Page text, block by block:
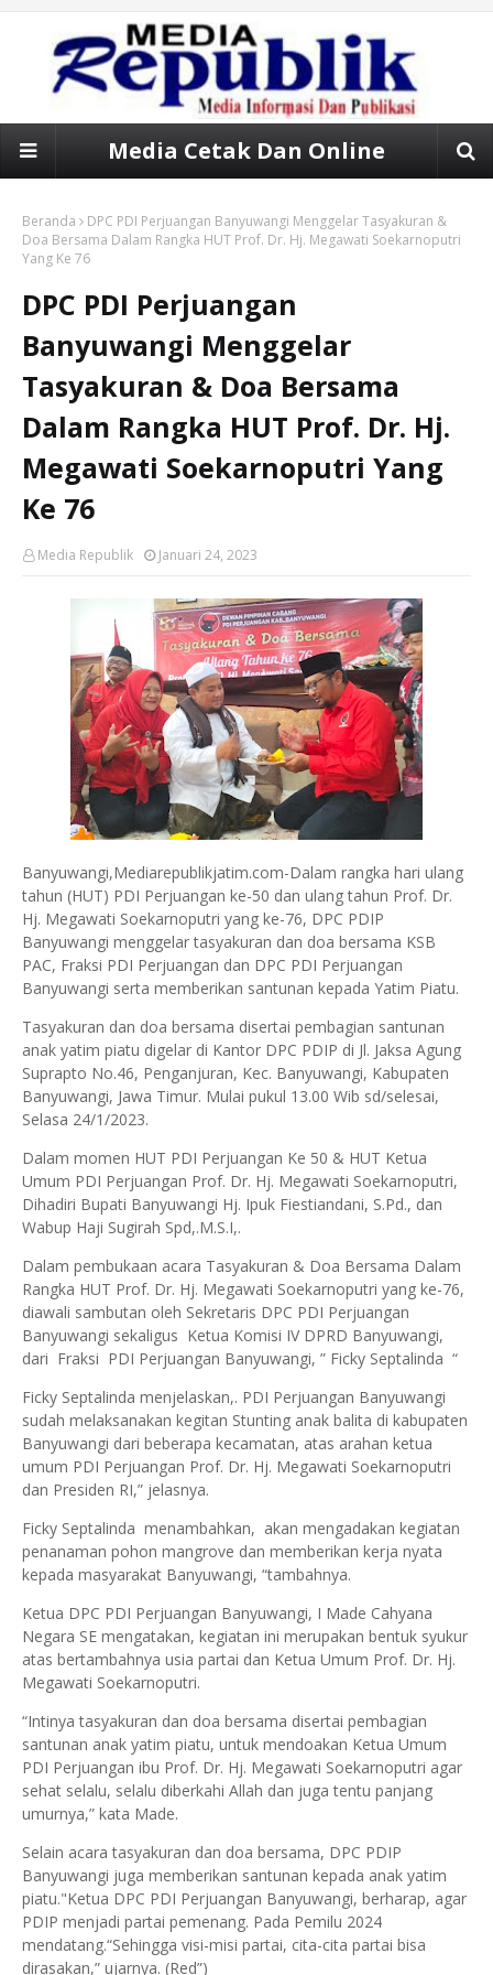
Media Cetak Dan Online
Beranda
DPC PDI Perjuangan Banyuwangi Menggelar Tasyakuran &
Doa Bersama Dalam Rangka HUT Prof. Dr. Hj. Megawati Soekarnoputri
Yang Ke 76
DPC PDI Perjuangan
Banyuwangi Menggelar
Tasyakuran & Doa Bersama
Dalam Rangka HUT Prof. Dr. Hj.
Megawati Soekarnoputri Yang
Ke 76
Media Republik Januari 24, 2023
Banyuwangi,Mediarepublikjatim.com-Dalam rangka hari ulang
tahun (HUT) PDI Perjuangan ke-50 dan ulang tahun Prof. Dr.
Hj. Megawati Soekarnoputri yang ke-76, DPC PDIP
Banyuwangi menggelar tasyakuran dan doa bersama KSB
PAC, Fraksi PDI Perjuangan dan DPC PDI Perjuangan
Banyuwangi serta memberikan santunan kepada Yatim Piatu.
Tasyakuran dan doa bersama disertai pembagian santunan
anak yatim piatu digelar di Kantor DPC PDIP di Jl. Jaksa Agung
Suprapto No.46, Penganjuran, Kec. Banyuwangi, Kabupaten
Banyuwangi, Jawa Timur. Mulai pukul 13.00 Wib sd/selesai,
Selasa 24/1/2023.
Dalam momen HUT PDI Perjuangan Ke 50 & HUT Ketua
Umum PDI Perjuangan Prof. Dr. Hj. Megawati Soekarnoputri,
Dihadiri Bupati Banyuwangi Hj. Ipuk Fiestiandani, S.Pd., dan
Wabup Haji Sugirah Spd,.M.S.I,.
Dalam pembukaan acara Tasyakuran & Doa Bersama Dalam
Rangka HUT Prof. Dr. Hj. Megawati Soekarnoputri yang ke-76,
diawali sambutan oleh Sekretaris DPC PDI Perjuangan
Banyuwangi sekaligus Ketua Komisi IV DPRD Banyuwangi,
dari Fraksi PDI Perjuangan Banyuwangi, ” Ficky Septalinda “
Ficky Septalinda menjelaskan,. PDI Perjuangan Banyuwangi
sudah melaksanakan kegitan Stunting anak balita di kabupaten
Banyuwangi dari beberapa kecamatan, atas arahan ketua
umum PDI Perjuangan Prof. Dr. Hj. Megawati Soekarnoputri
dan Presiden RI,” jelasnya.
Ficky Septalinda menambahkan, akan mengadakan kegiatan
penanaman pohon mangrove dan memberikan kerja nyata
kepada masyarakat Banyuwangi, “tambahnya.
Ketua DPC PDI Perjuangan Banyuwangi, I Made Cahyana
Negara SE mengatakan, kegiatan ini merupakan bentuk syukur
atas bertambahnya usia partai dan Ketua Umum Prof. Dr. Hj.
Megawati Soekarnoputri.
“Intinya tasyakuran dan doa bersama disertai pembagian
santunan anak yatim piatu, untuk mendoakan Ketua Umum
PDI Perjuangan ibu Prof. Dr. Hj. Megawati Soekarnoputri agar
sehat selalu, selalu diberkahi Allah dan juga tentu panjang
umurnya,” kata Made.
Selain acara tasyakuran dan doa bersama, DPC PDIP
Banyuwangi juga memberikan santunan kepada anak yatim
piatu."Ketua DPC PDI Perjuangan Banyuwangi, berharap, agar
PDIP menjadi partai pemenang. Pada Pemilu 2024
mendatang.“Sehingga visi-misi partai, cita-cita partai bisa
dirasakan,” ujarnya. (Red”)